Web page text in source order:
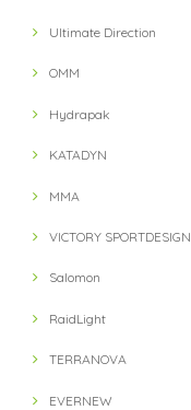
Ultimate Direction
OMM
Hydrapak
KATADYN
MMA
VICTORY SPORTDESIGN
Salomon
RaidLight
TERRANOVA
EVERNEW